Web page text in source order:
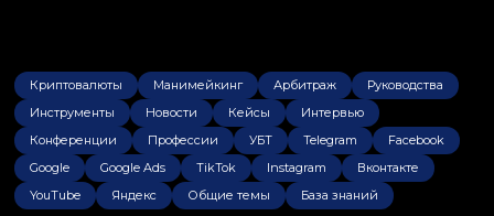
Криптовалюты Манимейкинг Арбитраж
Руководства
Инструменты
Новости Кейсы
Интервью
Конференции
Профессии УБТ Telegram
Facebook
Google
Google Ads TikTok Instagram
Вконтакте
YouTube
Яндекс Общие темы База знаний